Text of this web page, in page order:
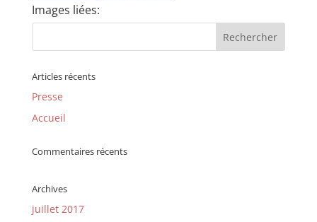
Images liées:
Articles récents
Presse
Accueil
Commentaires récents
Archives
juillet 2017